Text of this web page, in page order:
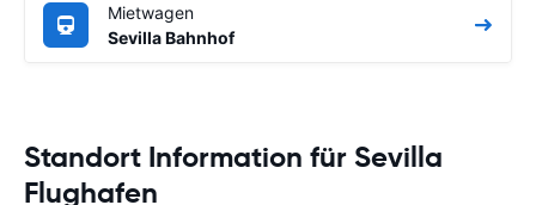
Mietwagen
Sevilla Bahnhof
Standort Information für Sevilla
Flughafen